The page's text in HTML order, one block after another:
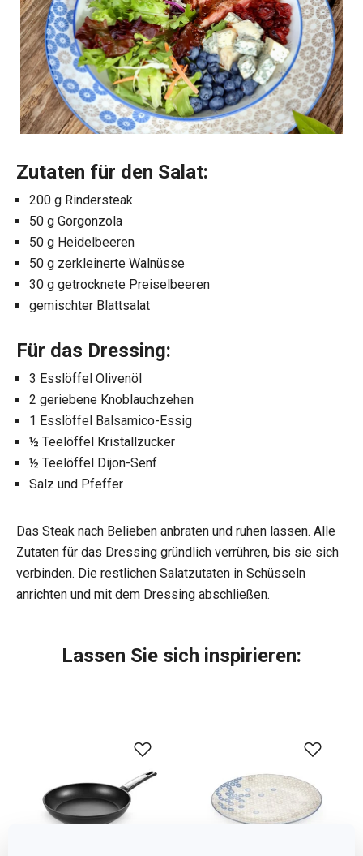
Zutaten für den Salat:
200 g Rindersteak
50 g Gorgonzola
50 g Heidelbeeren
50 g zerkleinerte Walnüsse
30 g getrocknete Preiselbeeren
gemischter Blattsalat
Für das Dressing:
3 Esslöffel Olivenöl
2 geriebene Knoblauchzehen
1 Esslöffel Balsamico-Essig
½ Teelöffel Kristallzucker
½ Teelöffel Dijon-Senf
Salz und Pfeffer
Das Steak nach Belieben anbraten und ruhen lassen. Alle
Zutaten für das Dressing gründlich verrühren, bis sie sich
verbinden. Die restlichen Salatzutaten in Schüsseln
anrichten und mit dem Dressing abschließen.
Lassen Sie sich inspirieren: